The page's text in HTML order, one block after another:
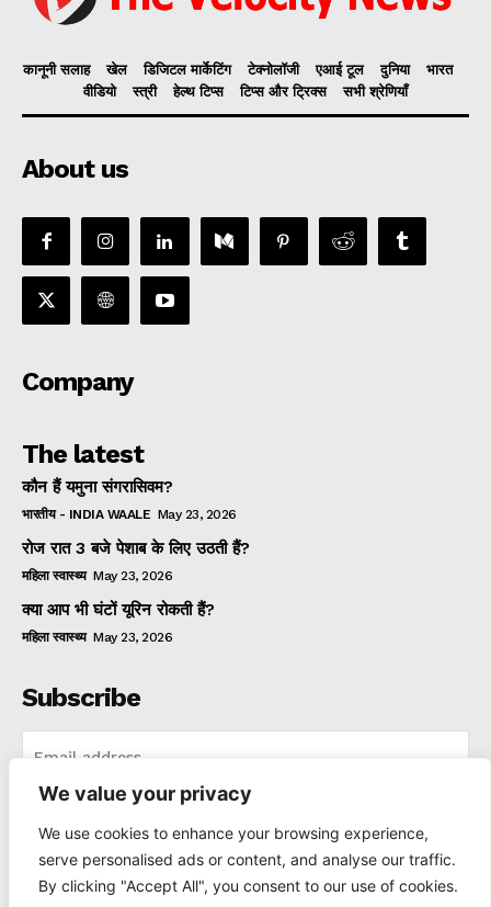
We value your privacy
We use cookies to enhance your browsing experience,
serve personalised ads or content, and analyse our traffic.
By clicking "Accept All", you consent to our use of cookies.
कानूनी सलाह खेल डिजिटल मार्केटिंग टेक्नोलॉजी एआई टूल दुनिया
भारत
वीडियो
स्त्री हेल्थ टिप्स टिप्स और ट्रिक्स सभी श्रेणियाँ
About us
Company
The latest
कौन हैं यमुना संगरासिवम?
भारतीय - INDIA WAALE May 23, 2026
रोज रात 3 बजे पेशाब के लिए उठती हैं?
महिला स्वास्थ्य May 23, 2026
क्या आप भी घंटों यूरिन रोकती हैं?
महिला स्वास्थ्य May 23, 2026
Subscribe
I've read and accept the Privacy Policy